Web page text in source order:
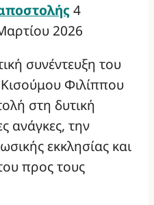
4
2026
συνέντευξη του
Φιλίππου
στη δυτική
ανάγκες, την
εκκλησίας και
προς τους